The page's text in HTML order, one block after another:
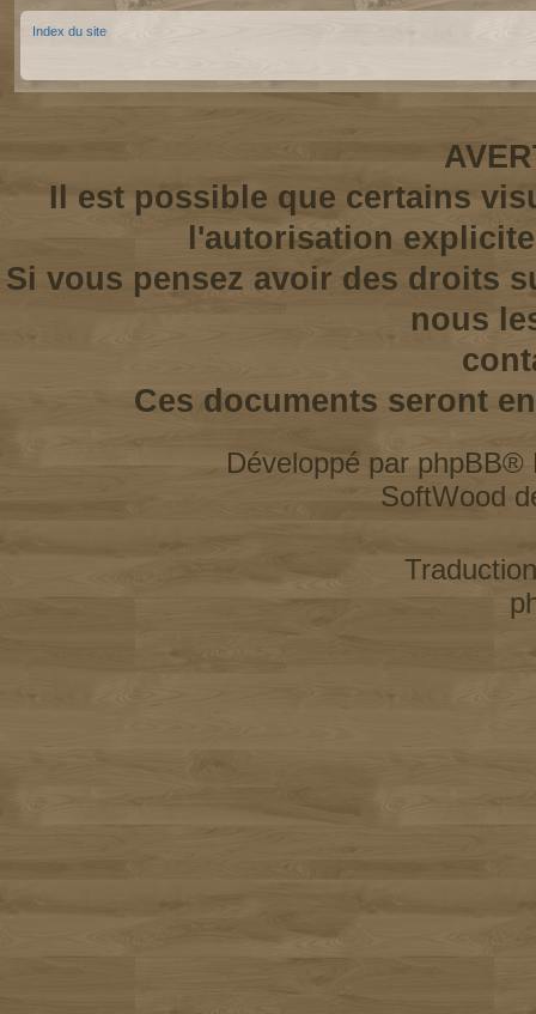
Index du site
Il est possible que certains
l'autorisation
Si vous pensez avoir des droits
nous
Ces documents seront
Développé par phpBB®
SoftWood